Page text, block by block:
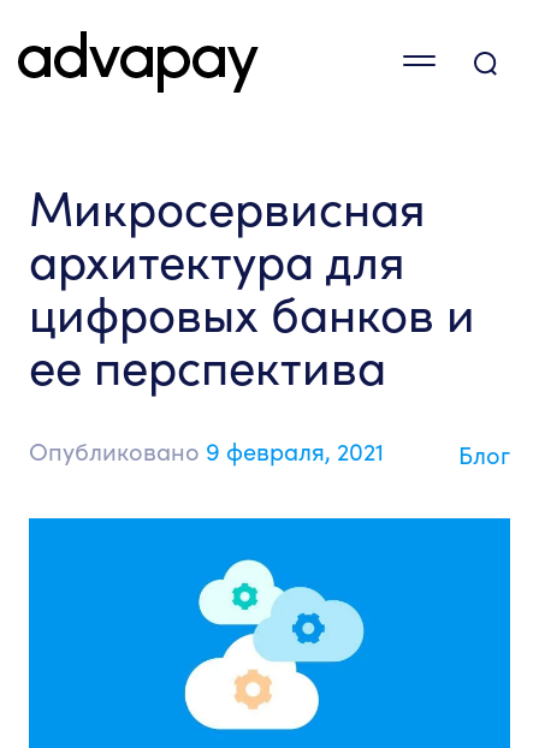
Микросервисная
архитектура для
цифровых банков и
ее перспектива
Опубликовано 9 февраля, 2021 Блог